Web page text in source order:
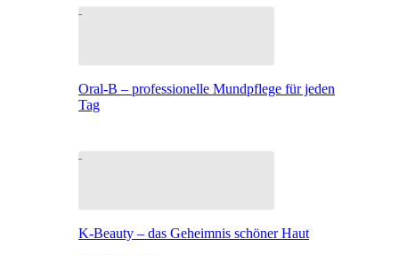
Oral-B – professionelle Mundpflege für jeden
Tag
K-Beauty – das Geheimnis schöner Haut